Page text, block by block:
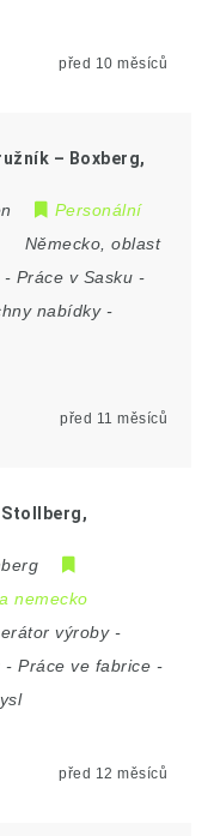
před 10 měsíců
– Boxberg,
Personální
Německo ,oblast
- Práce v Sasku -
nabídky-
před 11 měsíců
nemecko
výroby-
-Práce ve fabrice -
před 12 měsíců